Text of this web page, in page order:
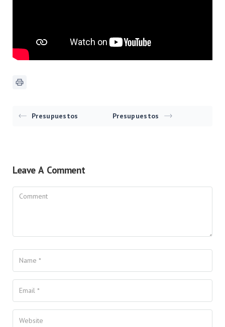
Presupuestos Presupuestos
Leave A Comment
Comment
Name
Your Email
Your Website